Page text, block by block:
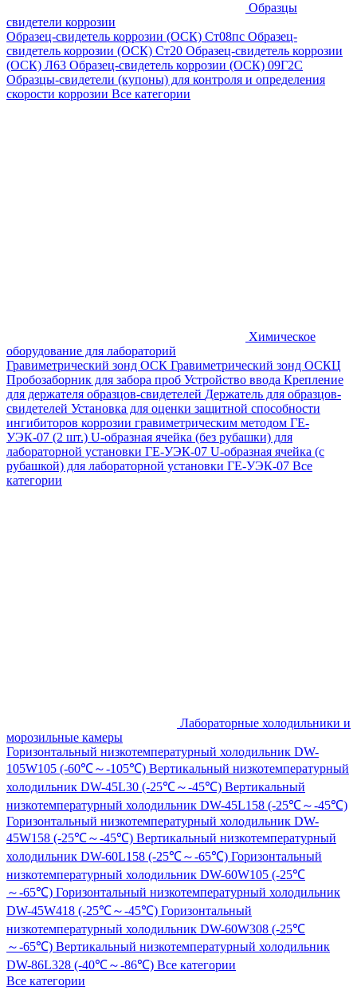
Образцы
свидетели коррозии
Образец-свидетель коррозии (ОСК) Ст08пс Образец-
свидетель коррозии (ОСК) Ст20 Образец-свидетель коррозии
(ОСК) Л63 Образец-свидетель коррозии (ОСК) 09Г2С
Образцы-свидетели (купоны) для контроля и определения
скорости коррозии Все категории
Химическое
оборудование для лабораторий
Гравиметрический зонд ОСК Гравиметрический зонд ОСКЦ
Пробозаборник для забора проб Устройство ввода Крепление
для держателя образцов-свидетелей Держатель для образцов-
свидетелей Установка для оценки защитной способности
ингибиторов коррозии гравиметрическим методом ГЕ-
УЭК-07 (2 шт.) U-образная ячейка (без рубашки) для
лабораторной установки ГЕ-УЭК-07 U-образная ячейка (с
рубашкой) для лабораторной установки ГЕ-УЭК-07 Все
категории
Лабораторные холодильники и
морозильные камеры
Горизонтальный низкотемпературный холодильник DW-
105W105 (-60℃～-105℃) Вертикальный низкотемпературный
холодильник DW-45L30 (-25℃～-45℃) Вертикальный
низкотемпературный холодильник DW-45L158 (-25℃～-45℃)
Горизонтальный низкотемпературный холодильник DW-
45W158 (-25℃～-45℃) Вертикальный низкотемпературный
холодильник DW-60L158 (-25℃～-65℃) Горизонтальный
низкотемпературный холодильник DW-60W105 (-25℃
～-65℃) Горизонтальный низкотемпературный холодильник
DW-45W418 (-25℃～-45℃) Горизонтальный
низкотемпературный холодильник DW-60W308 (-25℃
～-65℃) Вертикальный низкотемпературный холодильник
DW-86L328 (-40℃～-86℃) Все категории
Все категории